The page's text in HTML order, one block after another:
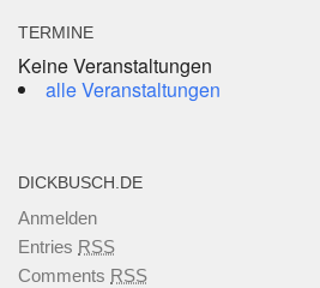
TERMINE
Keine Veranstaltungen
alle Veranstaltungen
DICKBUSCH.DE
Anmelden
Entries RSS
Comments RSS